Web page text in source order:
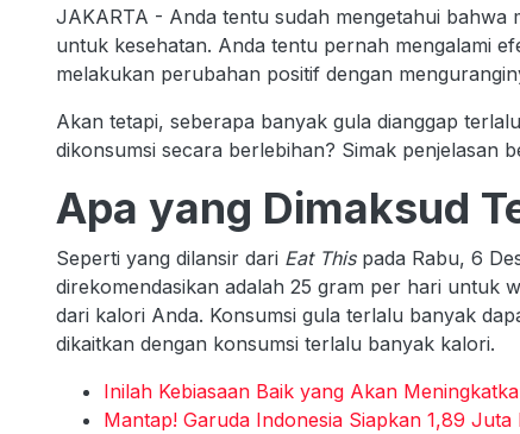
JAKARTA - Anda tentu sudah mengetahui bahwa
untuk kesehatan. Anda tentu pernah mengalami
melakukan perubahan positif dengan
Akan tetapi, seberapa banyak gula dianggap
dikonsumsi secara berlebihan? Simak penjelasan
Apa yang Dimaksud
Seperti yang dilansir dari Eat Thispada Rabu, 6
direkomendasikan adalah 25 gram per hari untuk
dari kalori Anda. Konsumsi gula terlalu banyak
dikaitkan dengan konsumsi terlalu banyak kalori.
Inilah Kebiasaan Baik yang Akan
Mantap! Garuda Indonesia Siapkan 1,89